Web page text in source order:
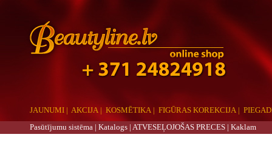
JAUNUMI | AKCIJA | KOSMĒTIKA | FIGŪRAS KOREKCIJA|
Pasūtījumu sistēma | Katalogs | ATVESEĻOJOŠAS PRECES | Kaklam